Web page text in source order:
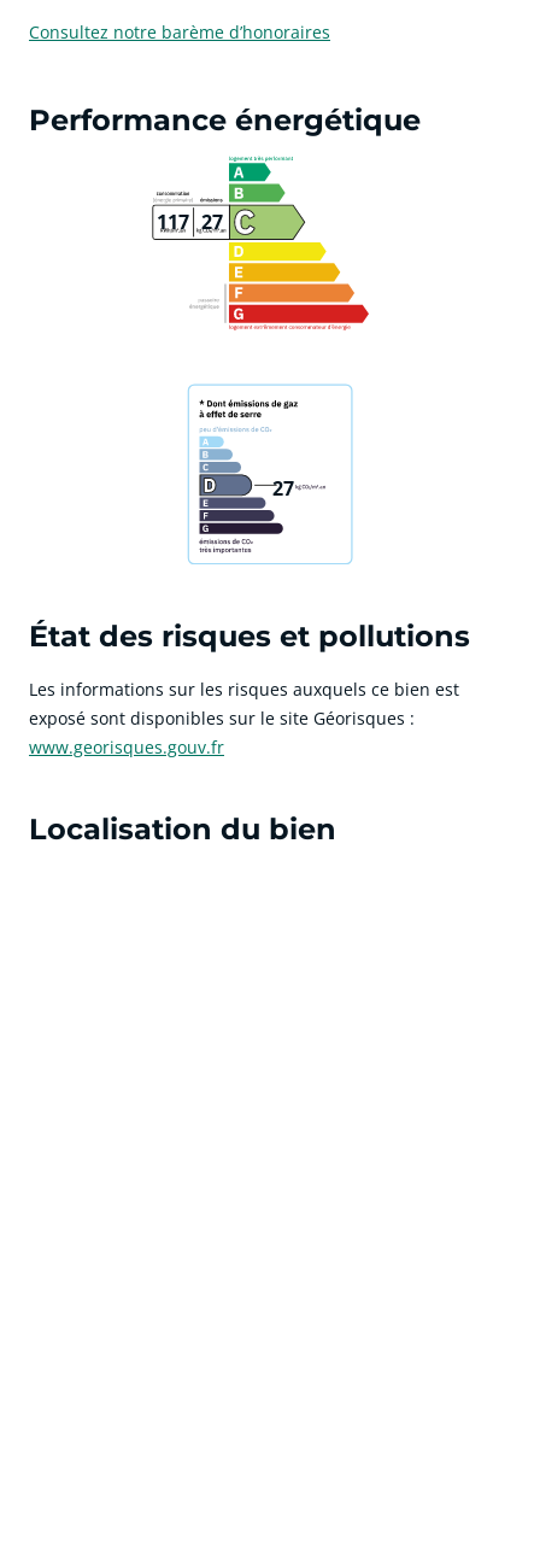
Consultez notre barème d’honoraires
Performance énergétique
117 27
27
État des risques et pollutions
Les informations sur les risques auxquels ce bien est
exposé sont disponibles sur le site Géorisques :
www.georisques.gouv.fr
Localisation du bien